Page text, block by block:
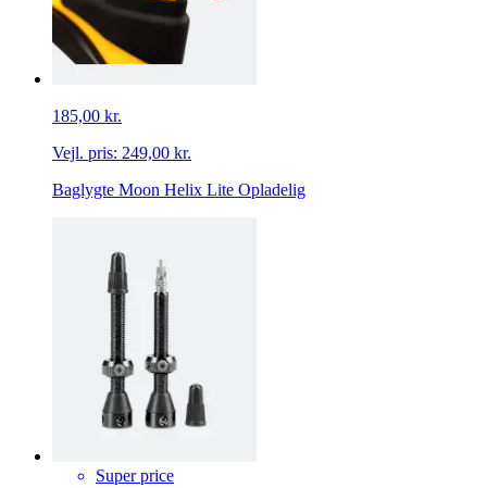
185,00 kr.
Vejl. pris: 249,00 kr.
Baglygte Moon Helix Lite Opladelig
Super price